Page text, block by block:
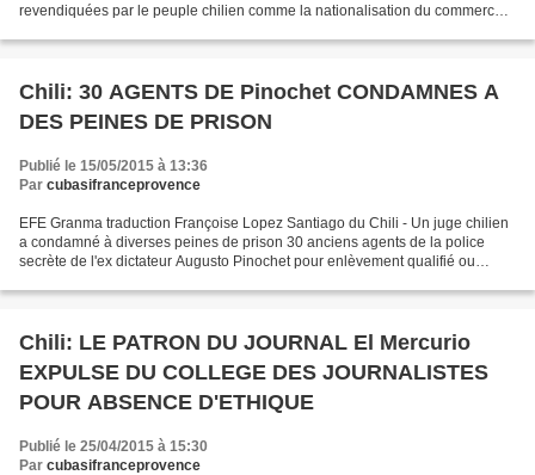
revendiquées par le peuple chilien comme la nationalisation du commerce
Chili: 30 AGENTS DE Pinochet CONDAMNES A
DES PEINES DE PRISON
Publié le 15/05/2015 à 13:36
Par cubasifranceprovence
EFE Granma traduction Françoise Lopez Santiago du Chili - Un juge chilien
a condamné à diverses peines de prison 30 anciens agents de la police
secrète de l'ex dictateur Au­gus­to Pinochet pour enlèvement qualifié ou
Chili: LE PATRON DU JOURNAL El Mercurio
EXPULSE DU COLLEGE DES JOURNALISTES
POUR ABSENCE D'ETHIQUE
Publié le 25/04/2015 à 15:30
Par cubasifranceprovence